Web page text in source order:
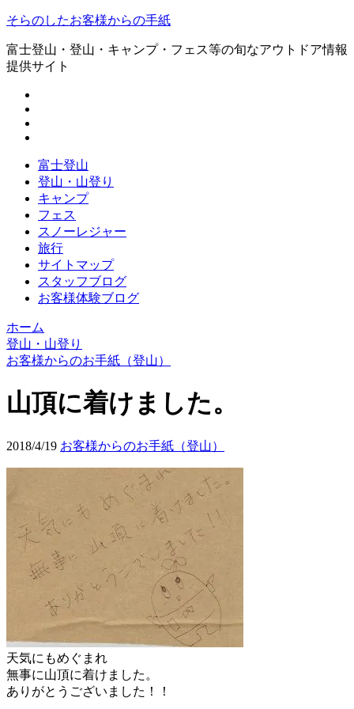
そらのしたお客様からの手紙
富士登山・登山・キャンプ・フェス等の旬なアウトドア情報
提供サイト
富士登山
登山・山登り
キャンプ
フェス
スノーレジャー
旅行
サイトマップ
スタッフブログ
お客様体験ブログ
ホーム
登山・山登り
お客様からのお手紙（登山）
山頂に着けました。
2018/4/19 お客様からのお手紙（登山）
天気にもめぐまれ
無事に山頂に着けました。
ありがとうございました！！